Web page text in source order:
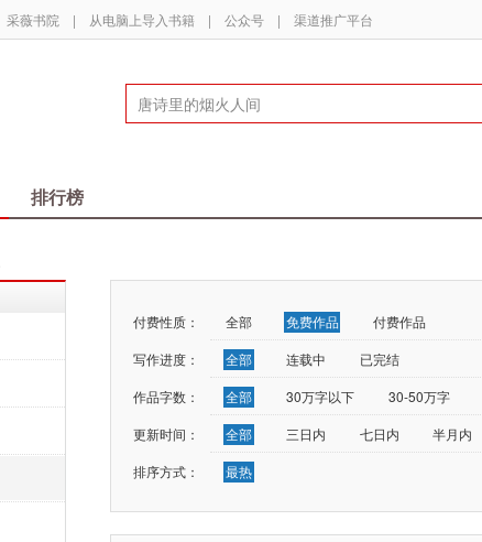
采薇书院 | 从电脑上导入书籍 | 公众号 | 渠道推广平台
排行榜
付费性质： 全部 免费作品
付费作品
写作进度：
全部 连载中
已完结
作品字数：
全部 30万字以下 30-50万字
更新时间：
全部 三日内 七日内 半月内
排序方式：
最热